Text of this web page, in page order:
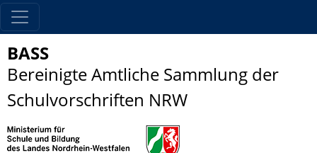
BASS
Bereinigte Amtliche Sammlung der
Schulvorschriften NRW